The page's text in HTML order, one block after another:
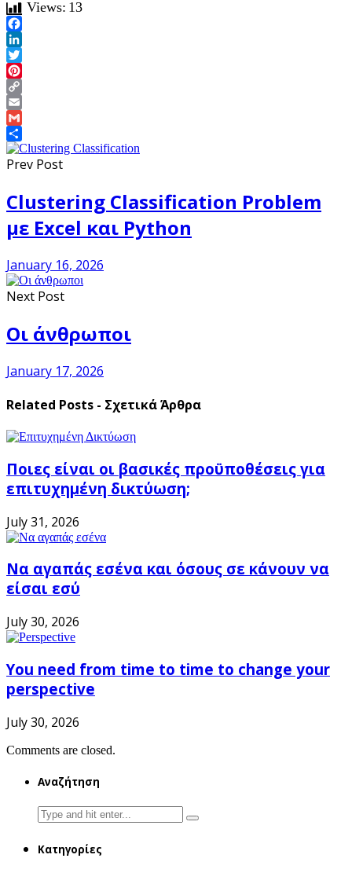
Views: 13
Facebook
LinkedIn
Twitter
Pinterest
Copy
Link
Email
Gmail
Share
Prev Post
Clustering Classification Problem
με Excel και Python
January 16, 2026
Next Post
Οι άνθρωποι
January 17, 2026
Related Posts - Σχετικά Άρθρα
Ποιες είναι οι βασικές προϋποθέσεις για
επιτυχημένη δικτύωση;
July 31, 2026
Να αγαπάς εσένα και όσους σε κάνουν να
είσαι εσύ
July 30, 2026
You need from time to time to change your
perspective
July 30, 2026
Comments are closed.
Αναζήτηση
Search
for:
Κατηγορίες